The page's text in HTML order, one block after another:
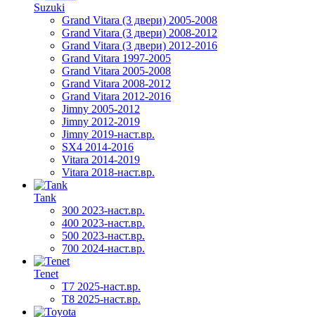
Suzuki
Grand Vitara (3 двери) 2005-2008
Grand Vitara (3 двери) 2008-2012
Grand Vitara (3 двери) 2012-2016
Grand Vitara 1997-2005
Grand Vitara 2005-2008
Grand Vitara 2008-2012
Grand Vitara 2012-2016
Jimny 2005-2012
Jimny 2012-2019
Jimny 2019-наст.вр.
SX4 2014-2016
Vitara 2014-2019
Vitara 2018-наст.вр.
Tank
300 2023-наст.вр.
400 2023-наст.вр.
500 2023-наст.вр.
700 2024-наст.вр.
Tenet
T7 2025-наст.вр.
T8 2025-наст.вр.